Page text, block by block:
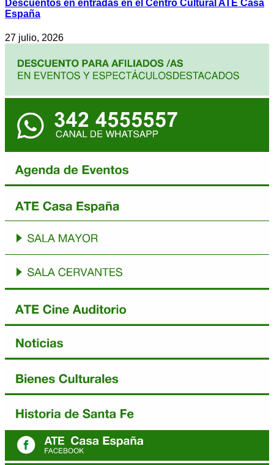
Descuentos en entradas en el Centro Cultural ATE Casa
España
27 julio, 2026